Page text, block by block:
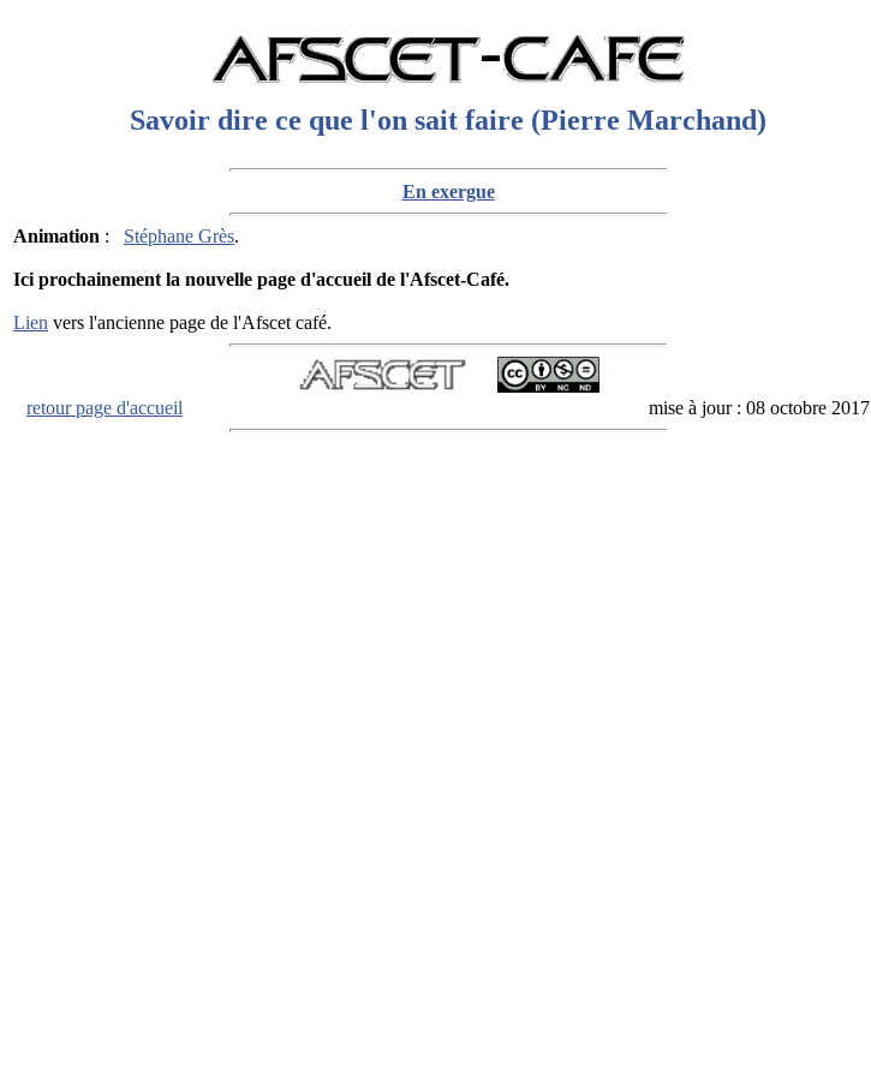
Savoir dire ce que l'on sait faire (Pierre Marchand)
En exergue
Animation : Stéphane Grès.
Ici prochainement la nouvelle page d'accueil de l'Afscet-Café.
Lien vers l'ancienne page de l'Afscet café.
retour page d'accueil mise à jour : 08 octobre 2017